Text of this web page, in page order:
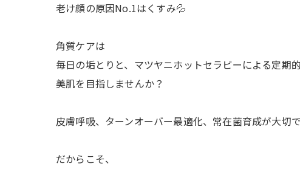
老け顔の原因No.1はくすみ💦
角質ケアは
毎日の垢とりと、マツヤニホットセラピーによる定期
美肌を目指しませんか？
皮膚呼吸、ターンオーバー最適化、常在菌育成が大切で
だからこそ、